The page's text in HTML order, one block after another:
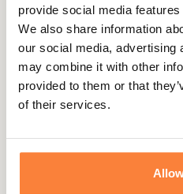
provide social media
We also share information
our social media, advertising
may combine it with other
provided to them or that
of their services.
relief sur la poitrine du plus
Lavable en machine à 40°C,
bleu ciel ou crème.
Fiche
Coloris
Coton